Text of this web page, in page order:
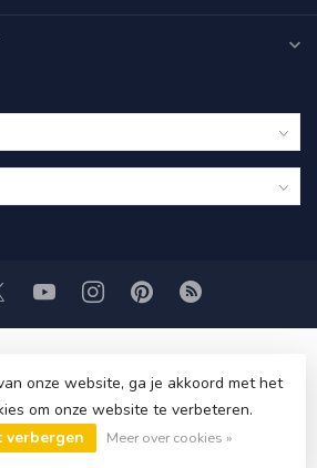
TandenborstelOutlet™- Powered by
designby Dyvelopment
onze website, ga je akkoord met het
om onze website te verbeteren.
verbergen
Meer over cookies »